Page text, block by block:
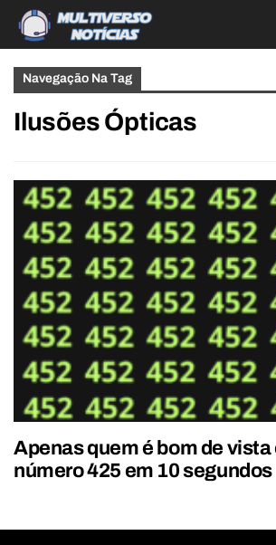
Navegação Na Tag
Ilusões Ópticas
Apenas quem é bom de
número 425 em 10 segundos